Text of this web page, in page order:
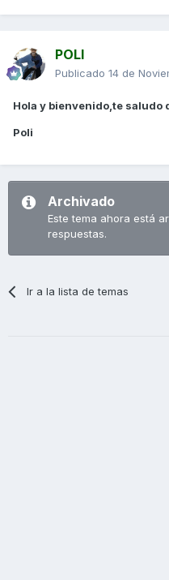
POLI
Publicado 14 de
Hola y bienvenido,te saludo
Poli
Archivado
Este tema ahora está
respuestas.
Ir a la lista de temas